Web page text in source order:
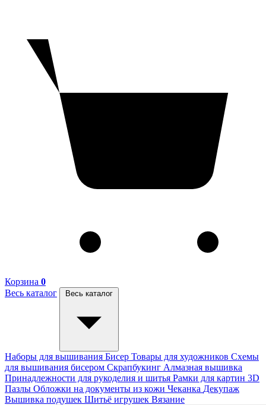
Корзина 0
Весь каталог
Весь каталог
Наборы для вышивания Бисер Товары для художников Схемы
для вышивания бисером Скрапбукинг Алмазная вышивка
Принадлежности для рукоделия и шитья Рамки для картин 3D
Пазлы Обложки на документы из кожи Чеканка Декупаж
Вышивка подушек Шитьё игрушек Вязание